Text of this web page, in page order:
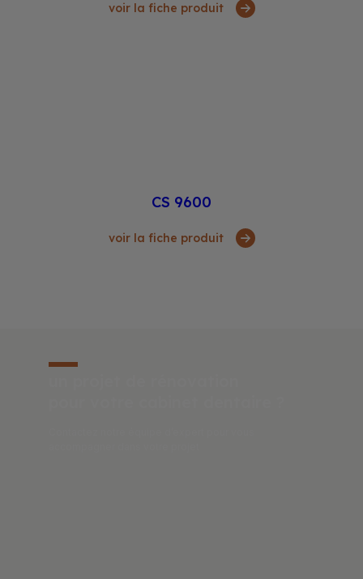
voir la fiche produit
CS 9600
voir la fiche produit